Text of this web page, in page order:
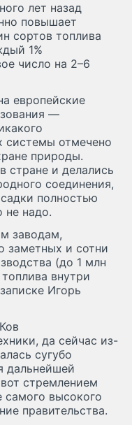
лет назад
повышает
сортов топлива
1%
число на 2–6
европейские
—
системы отмечено
природы.
стране и делались
соединения,
полностью
не надо.
заводам,
заметных и сотни
(до 1 млн
внутри
Игорь
да сейчас из-
сугубо
дальнейшей
стремлением
самого высокого
правительства.